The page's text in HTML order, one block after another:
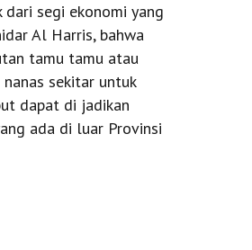
dari segi ekonomi yang
Al Harris, bahwa
tamu tamu atau
sekitar untuk
dapat di jadikan
ada di luar Provinsi